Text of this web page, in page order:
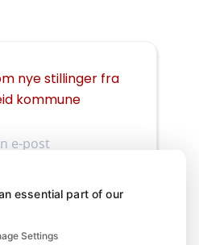
nye stillinger fra
kommune
essential part of our
Settings